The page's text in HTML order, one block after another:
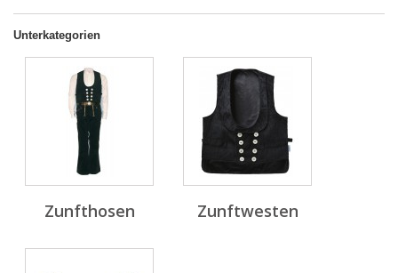
Unterkategorien
Zunfthosen Zunftwesten